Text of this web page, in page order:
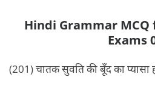
Hindi Grammar
Exams
(201) चातक सुवति की बूँद का प्यासा